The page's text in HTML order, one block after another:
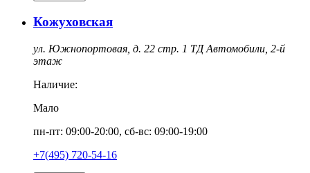
Кожуховская
ул. Южнопортовая, д. 22 стр. 1 ТД Автомобили, 2-й
этаж
Наличие:
Мало
пн-пт: 09:00-20:00, сб-вс: 09:00-19:00
+7(495) 720-54-16